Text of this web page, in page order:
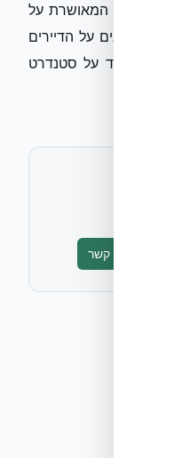
שלנו, המאושרת על
המגנים על הדיירים
לשמוע עוד על סטנדרט
טופס יצירת קשר